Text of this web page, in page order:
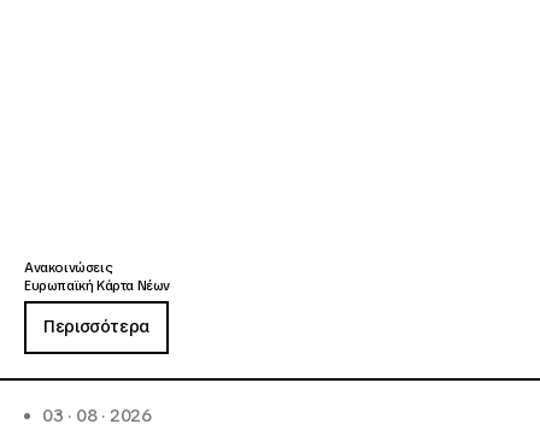
Ανακοινώσεις
Ευρωπαϊκή Κάρτα Νέων
Περισσότερα
03 · 08 · 2026